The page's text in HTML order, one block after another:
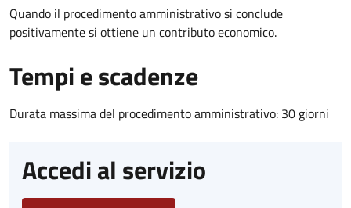
Quando il procedimento amministrativo si conclude
positivamente si ottiene un contributo economico.
Tempi e scadenze
Durata massima del procedimento amministrativo: 30 giorni
Accedi al servizio